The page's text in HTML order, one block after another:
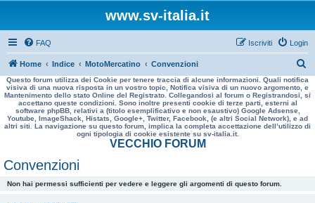
www.sv-italia.it
FAQ Login
Iscriviti
Home Indice MotoMercatino Convenzioni
e
r
a
Questo forum utilizza dei Cookie per tenere traccia di alcune informazioni. Quali notifica
visiva di una nuova risposta in un vostro topic, Notifica visiva di un nuovo argomento, e
Mantenimento dello stato Online del Registrato. Collegandosi al forum o Registrandosi, si
accettano queste condizioni. Sono inoltre presenti cookie di terze parti, esterni al
software phpBB, relativi a (titolo esemplificativo e non esaustivo) Google Adsense,
Youtube, ImageShack, Histats, Google+, Twitter, Facebook, (e altri Social Network), e ad
altri siti. La navigazione su questo forum, implica la completa accettazione dell’utilizzo di
ogni tipologia di cookie esistente su sv-italia.it.
VECCHIO FORUM
Convenzioni
Non hai permessi sufficienti per vedere e leggere gli argomenti di questo forum.